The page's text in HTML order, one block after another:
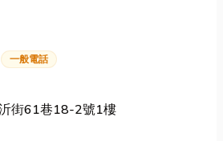
一般電話
街61巷18-2號1樓